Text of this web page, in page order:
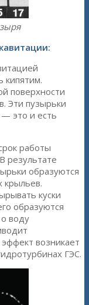
кипятим.
поверхности
Эти пузырьки
— это и есть
работы
результате
образуются
крыльев.
куски
образуются
воду
возникает
ГЭС.